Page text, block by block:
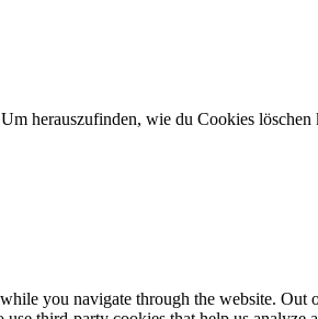
herauszufinden, wie du Cookies löschen
you navigate through the website. Out